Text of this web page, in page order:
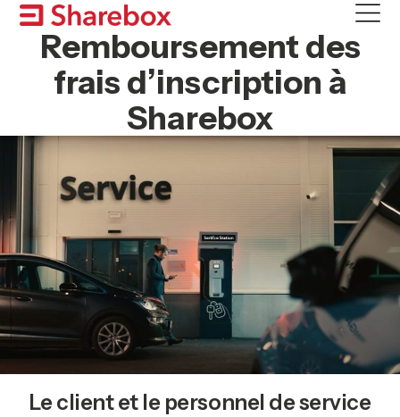
Skip
contentRemboursement des
frais d’inscription à
Sharebox
Le client et le personnel de service